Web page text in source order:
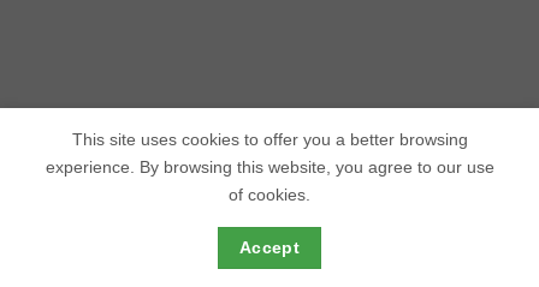
This site uses cookies to offer you a better browsing
experience. By browsing this website, you agree to our use
of cookies.
Accept